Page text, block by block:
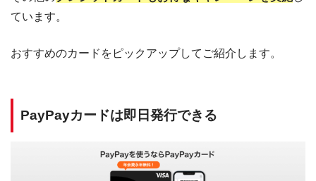
ています。
おすすめのカードをピックアップしてご紹介します。
PayPayカードは即日発行できる